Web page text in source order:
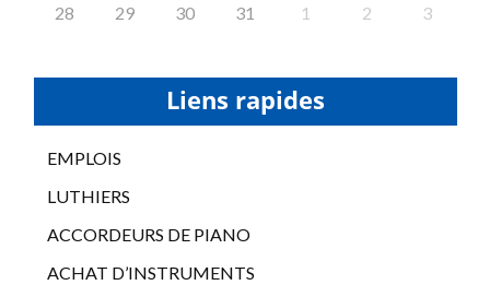
28 29 30 31 1 2 3
Liens rapides
EMPLOIS
LUTHIERS
ACCORDEURS DE PIANO
ACHAT D’INSTRUMENTS